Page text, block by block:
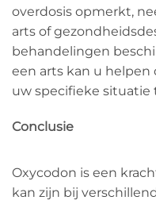
overdosis opmerkt,
arts of
behandelingen
een arts kan u
uw specifieke situatie
Conclusie
Oxycodon is een
kan zijn bij